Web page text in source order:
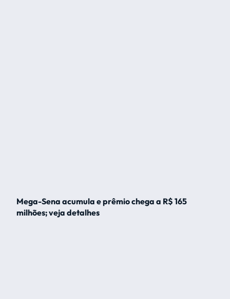
Mega-Sena acumula e prêmio chega a R$ 165
milhões; veja detalhes